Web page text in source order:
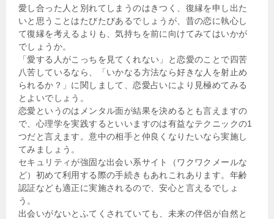
愛し合った人と別れてしまうのはきつく、復縁を申し出た
いと思うことはたびたびあるでしょうが、昔の恋に執心し
て復縁を考えるよりも、気持ちを前に向けてみてはいかが
でしょうか。
「愛する人がこっちを見てくれない」と恋愛のことで四苦
八苦しているなら、「いかなる方法なら好きな人を射止め
られるか？」に関しまして、恋愛占いにより見極めてみる
とよいでしょう。
恋愛というのはメンタル面が結果を決めるとも言えますの
で、心理学を実践するといいますのは有益なテクニックの1
つだと言えます。意中の相手と仲良くなりたいなら実施し
てみましょう。
セキュリティが強固な出会い系サイト（ワクワクメールな
ど）初めて利用する際の手続きもあれこれあります。年齢
認証なども適正に実施されるので、安心と言えるでしょ
う。
出会いがないとふてくされていても、未来の伴侶が自然と